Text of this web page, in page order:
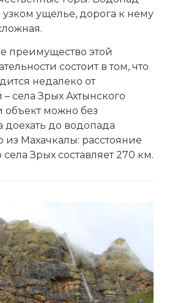
ущелье, дорога к нему
преимущество этой
состоит в том, что
недалеко от
села Зрых Ахтынского
объект можно без
доехать до водопада
из Махачкалы: расстояние
Зрых составляет 270 км.